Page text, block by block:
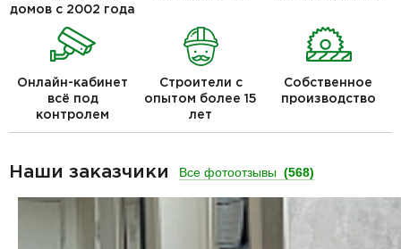
домов с 2002 года
Онлайн-кабинет
всё под
контролем
Строители с
опытом более 15
лет
Собственное
производство
Наши заказчики Все фотоотзывы (568)